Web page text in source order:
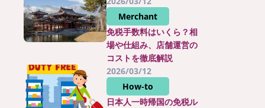
Merchant
免税手数料はいくら？相
場や仕組み、店舗運営の
コストを徹底解説
2026/03/12
How-to
日本人一時帰国の免税ル